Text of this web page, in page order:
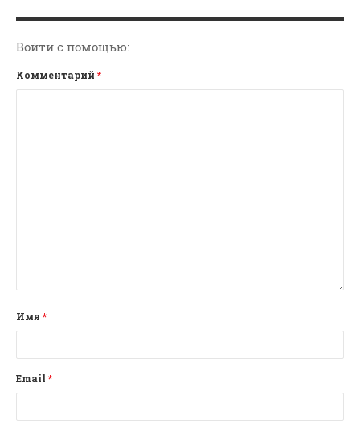
Слово Из Слова
Служение
Войти с помощью:
Комментарий *
Имя *
Email *